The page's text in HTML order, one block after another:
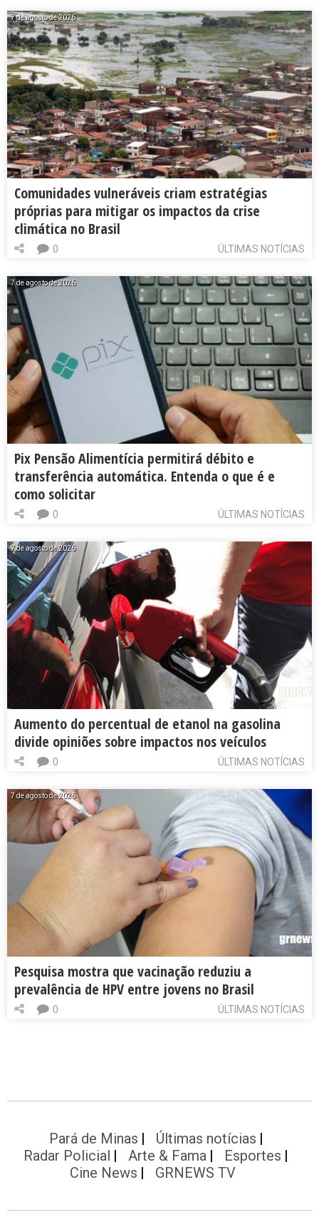
7 de agosto de 2026
Comunidades vulneráveis criam estratégias
próprias para mitigar os impactos da crise
climática no Brasil
ÚLTIMAS NOTÍCIAS
0
7 de agosto de 2026
Pix Pensão Alimentícia permitirá débito e
transferência automática. Entenda o que é e
como solicitar
ÚLTIMAS NOTÍCIAS
0
7 de agosto de 2026
Aumento do percentual de etanol na gasolina
divide opiniões sobre impactos nos veículos
ÚLTIMAS NOTÍCIAS
0
7 de agosto de 2026
Pesquisa mostra que vacinação reduziu a
prevalência de HPV entre jovens no Brasil
ÚLTIMAS NOTÍCIAS
0
Pará de Minas
Últimas notícias
Radar Policial
Arte & Fama
Esportes
Cine News
GRNEWS TV